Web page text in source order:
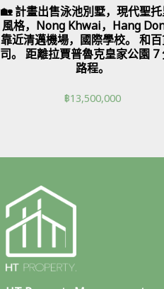
🏡 計畫出售泳池別墅，現代聖
風格，Nong Khwai，Hang
靠近清邁機場，國際學校。 和
司。 距離拉賈普魯克皇家公園 7
路程。
฿13,500,000